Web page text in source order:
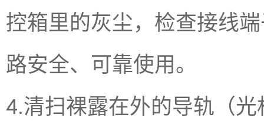
控箱里的灰尘，检查接线
路安全、可靠使用。
4.清扫裸露在外的导轨（